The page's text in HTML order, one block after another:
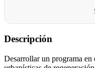
Descripción
Desarrollar un programa en